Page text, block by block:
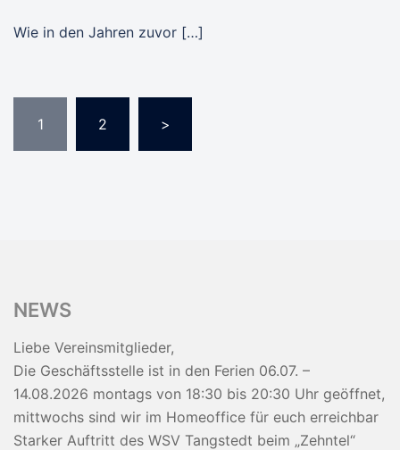
Wie in den Jahren zuvor […]
der
Beiträge
1 2 >
NEWS
Liebe Vereinsmitglieder,
Die Geschäftsstelle ist in den Ferien 06.07. –
14.08.2026 montags von 18:30 bis 20:30 Uhr geöffnet,
mittwochs sind wir im Homeoffice für euch erreichbar
Starker Auftritt des WSV Tangstedt beim „Zehntel“